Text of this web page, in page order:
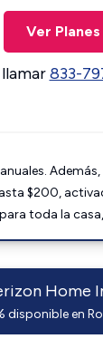
Ver Planes
833-
$200,
toda la casa,
Home
disponible en